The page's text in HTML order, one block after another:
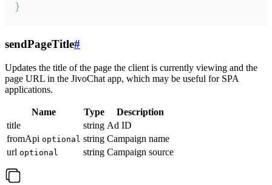
}
sendPageTitle#
Updates the title of the page the client is currently viewing and the
page URL in the JivoChat app, which may be useful for SPA
applications.
Name Type
Description
title
string Ad ID
fromApi optional string Campaign name
url optional string Campaign source